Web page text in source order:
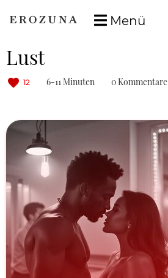
Menü
Lust
12 6-11 Minuten 0 Kommentare